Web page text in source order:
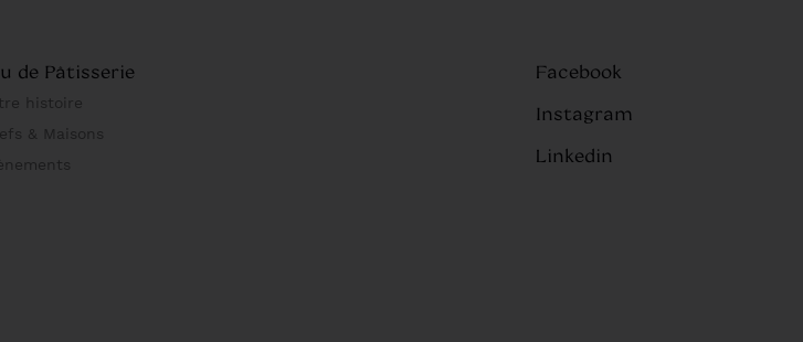
de Pâtisserie
histoire
& Maisons
Facebook
Instagram
Linkedin